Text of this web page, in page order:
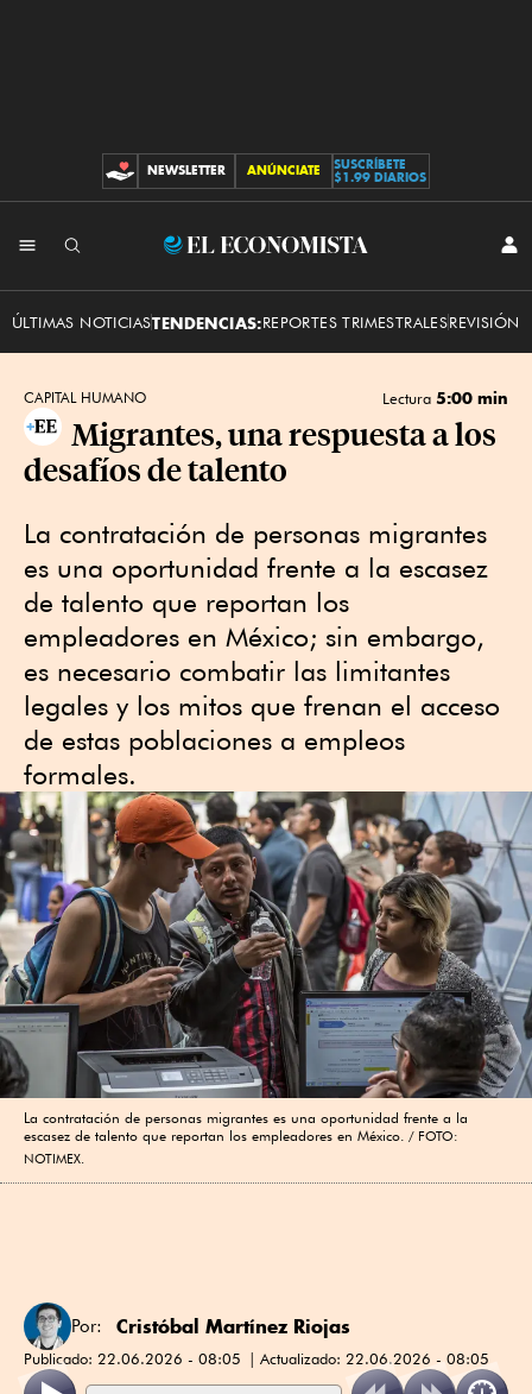
CONTRIBUCIONES
NEWSLETTER ANÚNCIATE
SUSCRÍBETE
$1.99 DIARIOS
El
ÚLTIMAS NOTICIASTENDENCIAS:REPORTES TRIMESTRALESREVISIÓN
CAPITAL HUMANO Lectura 5:00 min
Migrantes, una respuesta a los
desafíos de talento
La contratación de personas migrantes
es una oportunidad frente a la escasez
de talento que reportan los
empleadores en México; sin embargo,
es necesario combatir las limitantes
legales y los mitos que frenan el acceso
de estas poblaciones a empleos
formales.
La contratación de personas migrantes es una oportunidad frente a la
escasez de talento que reportan los empleadores en México.
FOTO:
NOTIMEX.
Por: Cristóbal Martínez Riojas
Publicado: 22.06.2026 - 08:05 Actualizado: 22.06.2026 - 08:05